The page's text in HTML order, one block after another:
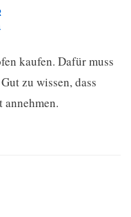
kaufen. Dafür muss
zu wissen, dass